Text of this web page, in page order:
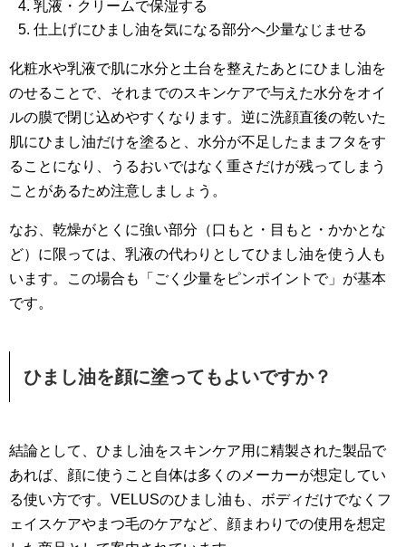
乳液・クリームで保湿する
仕上げにひまし油を気になる部分へ少量なじませる
化粧水や乳液で肌に水分と土台を整えたあとにひまし油を
のせることで、それまでのスキンケアで与えた水分をオイ
ルの膜で閉じ込めやすくなります。逆に洗顔直後の乾いた
肌にひまし油だけを塗ると、水分が不足したままフタをす
ることになり、うるおいではなく重さだけが残ってしまう
ことがあるため注意しましょう。
なお、乾燥がとくに強い部分（口もと・目もと・かかとな
ど）に限っては、乳液の代わりとしてひまし油を使う人も
います。この場合も「ごく少量をピンポイントで」が基本
です。
ひまし油を顔に塗ってもよいですか？
結論として、ひまし油をスキンケア用に精製された製品で
あれば、顔に使うこと自体は多くのメーカーが想定してい
る使い方です。VELUSのひまし油も、ボディだけでなくフ
ェイスケアやまつ毛のケアなど、顔まわりでの使用を想定